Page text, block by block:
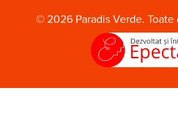
© 2026 Paradis Verde.